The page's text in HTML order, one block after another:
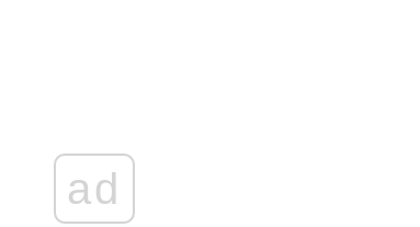
ad